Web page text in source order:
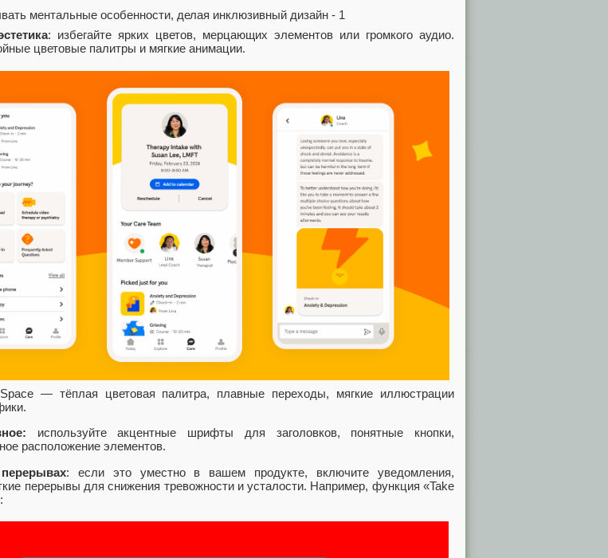
: избегайте ярких цветов, мерцающих элементов или громкого аудио.
цветовые палитры и мягкие анимации.
— тёплая цветовая палитра, плавные переходы, мягкие иллюстрации
используйте акцентные шрифты для заголовков, понятные кнопки,
расположение элементов.
: если это уместно в вашем продукте, включите уведомления,
перерывы для снижения тревожности и усталости. Например, функция «Take